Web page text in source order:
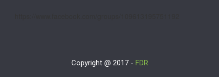
Copyright @ 2017 - FDR